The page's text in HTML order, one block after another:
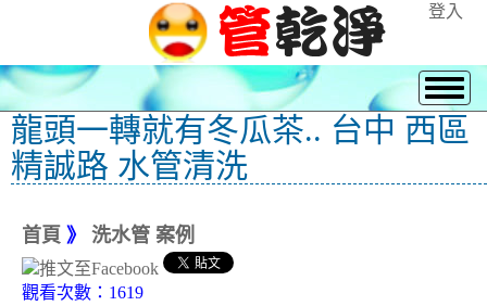
登入
龍頭一轉就有冬瓜茶.. 台中 西區
精誠路 水管清洗
首頁 》 洗水管 案例
觀看次數：1619